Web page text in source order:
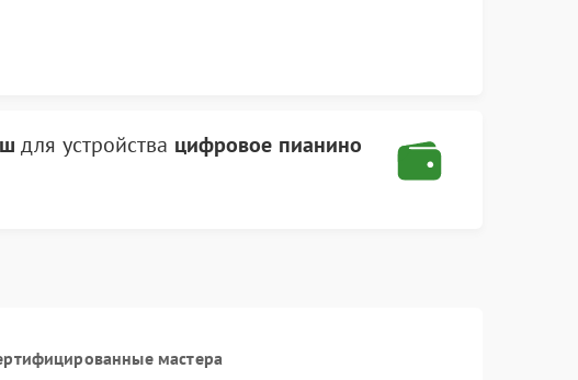
для устройства цифровое пианино
мастера